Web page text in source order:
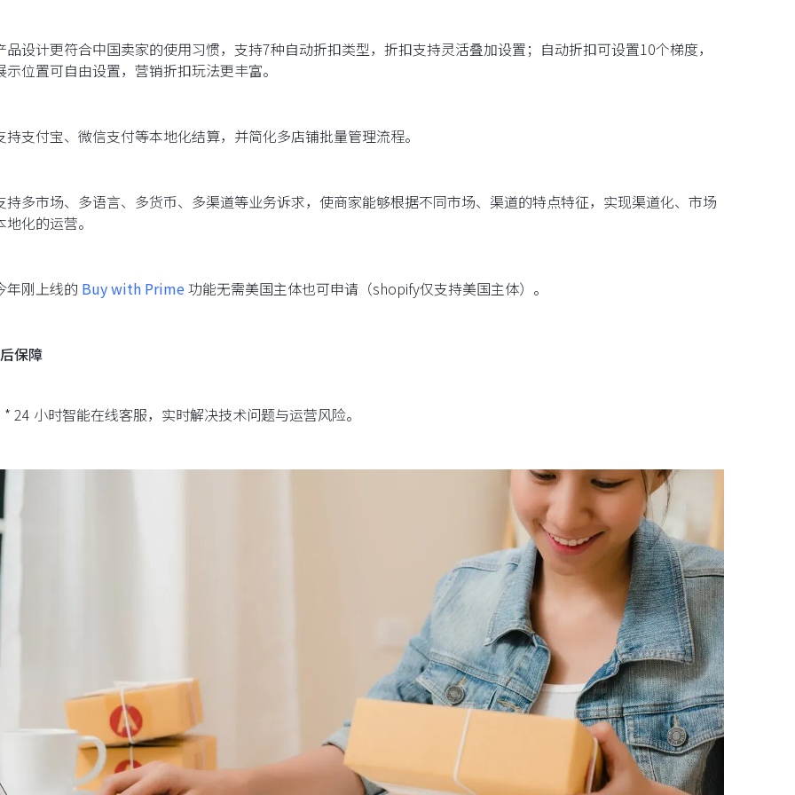
品设计更符合中国卖家的使用习惯，支持7种自动折扣类型，折扣支持灵活叠加设置；自动折扣可设置10个梯度，
示位置可自由设置，营销折扣玩法更丰富。
持支付宝、微信支付等本地化结算，并简化多店铺批量管理流程。
持多市场、多语言、多货币、多渠道等业务诉求，使商家能够根据不同市场、渠道的特点特征，实现渠道化、市场
地化的运营。
年刚上线的 Buy with Prime功能无需美国主体也可申请（shopify仅支持美国主体）。
保障
* 24 小时智能在线客服，实时解决技术问题与运营风险。